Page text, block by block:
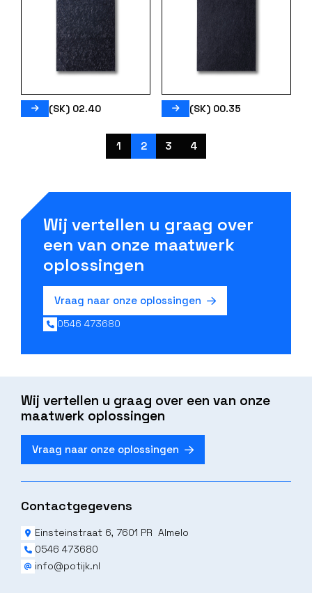
(SK) 02.40 (SK) 00.35
1 2 3 4
Wij vertellen u graag over
een van onze maatwerk
oplossingen
Vraag naar onze oplossingen
0546 473680
Wij vertellen u graag over een van onze
maatwerk oplossingen
Vraag naar onze oplossingen
Contactgegevens
Einsteinstraat 6, 7601 PR Almelo
0546 473680
info@potijk.nl